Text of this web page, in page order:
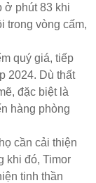
ở phút 83 khi
trong vòng cấm,
quý giá, tiếp
2024. Dù thất
đặc biệt là
hàng phòng
cần cải thiện
khi đó, Timor
tinh thần